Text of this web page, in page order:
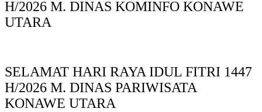
H/2026 M. DINAS KOMINFO KONAWE
UTARA
SELAMAT HARI RAYA IDUL FITRI 1447
H/2026 M. DINAS PARIWISATA
KONAWE UTARA